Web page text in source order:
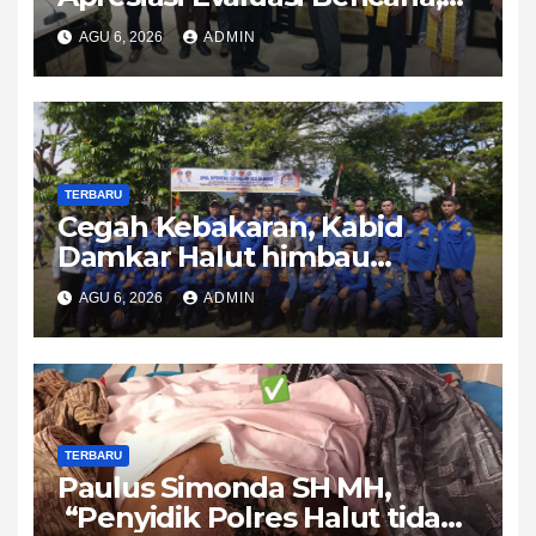
Dubes Singapura Sambangi
Halmahera Utara
AGU 6, 2026 ADMIN
TERBARU
Cegah Kebakaran, Kabid
Damkar Halut himbau
Waspada dan Utamakan
Lapor Damkar Bukan Posting
Medsos
AGU 6, 2026 ADMIN
TERBARU
Paulus Simonda SH MH,
“Penyidik Polres Halut tidak